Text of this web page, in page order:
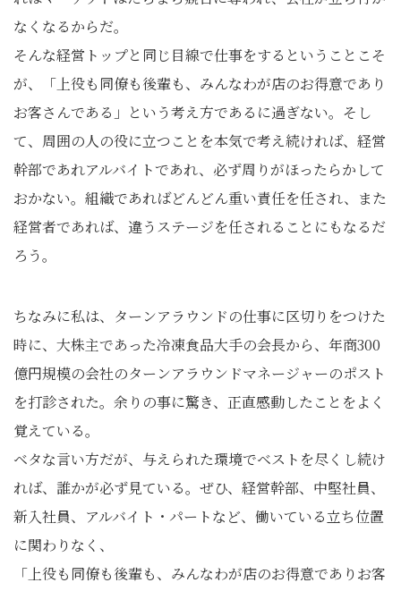
なくなるからだ。
そんな経営トップと同じ目線で仕事をするということこそ
が、「上役も同僚も後輩も、みんなわが店のお得意であり
お客さんである」という考え方であるに過ぎない。そし
て、周囲の人の役に立つことを本気で考え続ければ、経営
幹部であれアルバイトであれ、必ず周りがほったらかして
おかない。組織であればどんどん重い責任を任され、また
経営者であれば、違うステージを任されることにもなるだ
ろう。
ちなみに私は、ターンアラウンドの仕事に区切りをつけた
時に、大株主であった冷凍食品大手の会長から、年商300
億円規模の会社のターンアラウンドマネージャーのポスト
を打診された。余りの事に驚き、正直感動したことをよく
覚えている。
ベタな言い方だが、与えられた環境でベストを尽くし続け
れば、誰かが必ず見ている。ぜひ、経営幹部、中堅社員、
新入社員、アルバイト・パートなど、働いている立ち位置
に関わりなく、
「上役も同僚も後輩も、みんなわが店のお得意でありお客